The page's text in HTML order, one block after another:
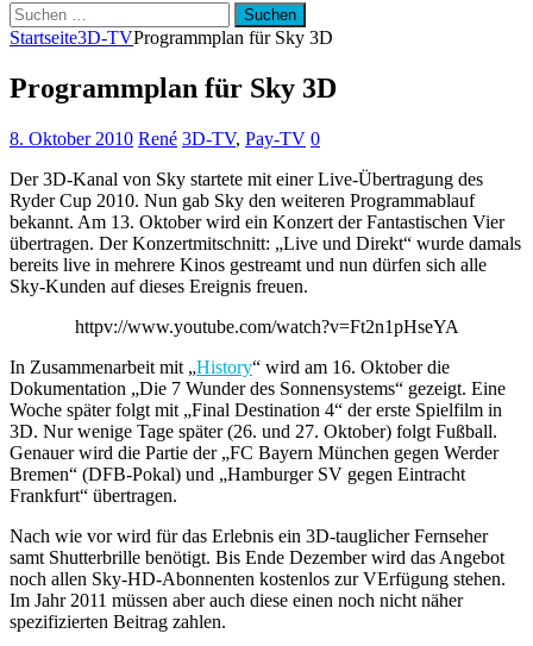
Suchen
nach:
Startseite3D-TVProgrammplan für Sky 3D
Programmplan für Sky 3D
8. Oktober 2010 René 3D-TV, Pay-TV 0
Der 3D-Kanal von Sky startete mit einer Live-Übertragung des
Ryder Cup 2010. Nun gab Sky den weiteren Programmablauf
bekannt. Am 13. Oktober wird ein Konzert der Fantastischen Vier
übertragen. Der Konzertmitschnitt: „Live und Direkt“ wurde damals
bereits live in mehrere Kinos gestreamt und nun dürfen sich alle
Sky-Kunden auf dieses Ereignis freuen.
httpv://www.youtube.com/watch?v=Ft2n1pHseYA
In Zusammenarbeit mit „History“ wird am 16. Oktober die
Dokumentation „Die 7 Wunder des Sonnensystems“ gezeigt. Eine
Woche später folgt mit „Final Destination 4“ der erste Spielfilm in
3D. Nur wenige Tage später (26. und 27. Oktober) folgt Fußball.
Genauer wird die Partie der „FC Bayern München gegen Werder
Bremen“ (DFB-Pokal) und „Hamburger SV gegen Eintracht
Frankfurt“ übertragen.
Nach wie vor wird für das Erlebnis ein 3D-tauglicher Fernseher
samt Shutterbrille benötigt. Bis Ende Dezember wird das Angebot
noch allen Sky-HD-Abonnenten kostenlos zur VErfügung stehen.
Im Jahr 2011 müssen aber auch diese einen noch nicht näher
spezifizierten Beitrag zahlen.